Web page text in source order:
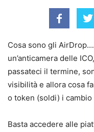
Cosa sono gli
un’anticamera delle
passateci il termine,
visibilità e allora cosa
o token (soldi) i
Basta accedere alle